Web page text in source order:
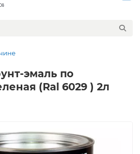
эмаль по
(Ral 6029 ) 2л